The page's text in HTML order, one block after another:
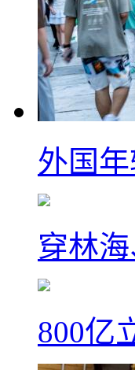
外国
穿林
800亿